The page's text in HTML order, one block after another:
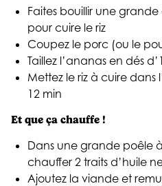
Faites bouillir une
pour cuire le riz
Coupez le porc (ou le
Taillez l’ananas en dés
Mettez le riz à cuire
12 min
Et que ça chauffe !
Dans une grande poêle
chauffer 2 traits d’huile
Ajoutez la viande et